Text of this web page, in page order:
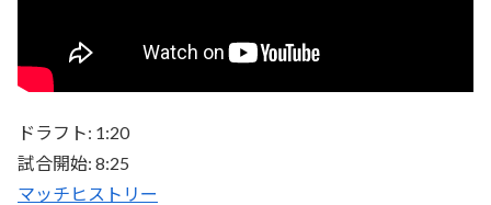
ドラフト: 1:20
試合開始: 8:25
マッチヒストリー